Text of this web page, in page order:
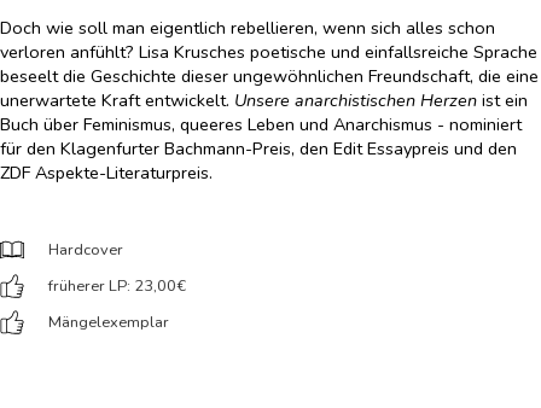
Doch wie soll man eigentlich rebellieren, wenn sich alles schon
verloren anfühlt? Lisa Krusches poetische und einfallsreiche Sprache
beseelt die Geschichte dieser ungewöhnlichen Freundschaft, die eine
unerwartete Kraft entwickelt. Unsere anarchistischen Herzen ist ein
Buch über Feminismus, queeres Leben und Anarchismus - nominiert
für den Klagenfurter Bachmann-Preis, den Edit Essaypreis und den
ZDF Aspekte-Literaturpreis.
Hardcover
früherer LP: 23,00€
Mängelexemplar